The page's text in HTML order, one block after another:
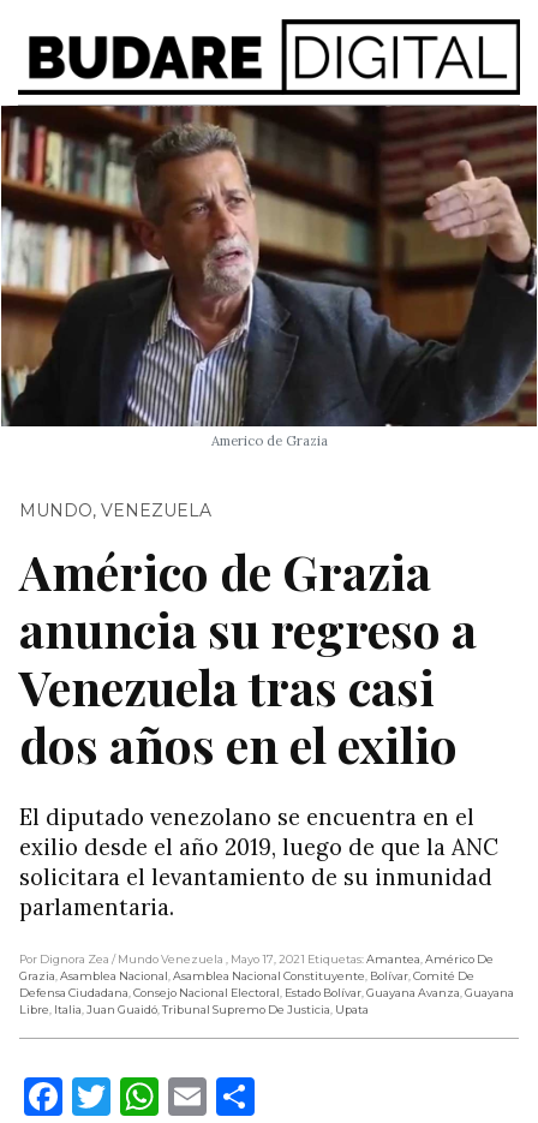
Americo de Grazia
MUNDO, VENEZUELA
Américo de Grazia
anuncia su regreso a
Venezuela tras casi
dos años en el exilio
El diputado venezolano se encuentra en el
exilio desde el año 2019, luego de que la ANC
solicitara el levantamiento de su inmunidad
parlamentaria.
Por Dignora Zea / Mundo Venezuela , Mayo 17, 2021 Etiquetas:Amantea,Américo De
Grazia,Asamblea Nacional,Asamblea Nacional Constituyente, Bolívar,Comité De
Defensa Ciudadana,Consejo Nacional Electoral, Estado Bolívar,Guayana Avanza,Guayana
Libre, Italia,Juan Guaidó,Tribunal Supremo De Justicia, Upata
Facebook
Twitter
WhatsApp
Email